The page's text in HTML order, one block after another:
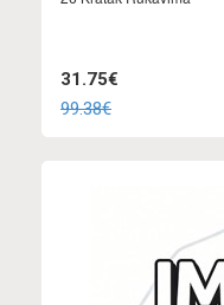
31.75€
99.38€